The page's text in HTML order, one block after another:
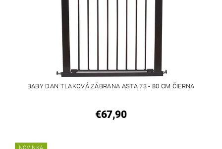
BABY DAN TLAKOVÁ ZÁBRANA ASTA 73 - 80 CM ČIERNA
€67,90